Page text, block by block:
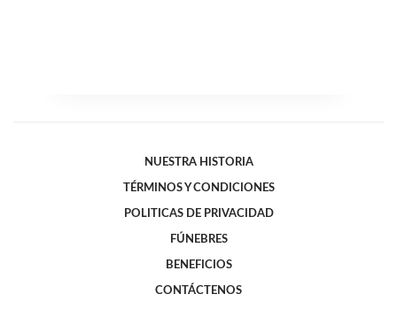
NUESTRA HISTORIA
TÉRMINOS Y CONDICIONES
POLITICAS DE PRIVACIDAD
FÚNEBRES
BENEFICIOS
CONTÁCTENOS